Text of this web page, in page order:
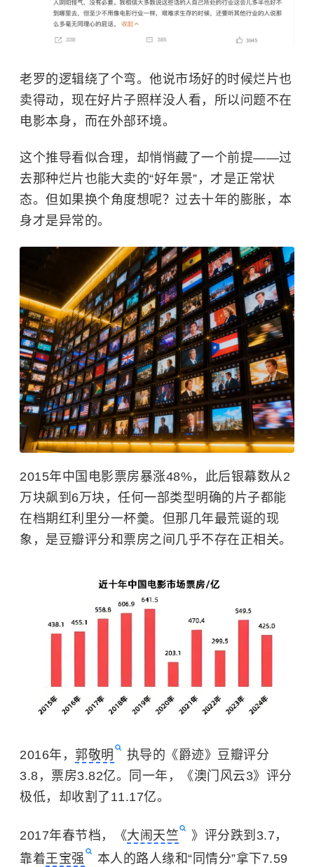
老罗的逻辑绕了个弯。他说市场好的时候烂片也
卖得动，现在好片子照样没人看，所以问题不在
电影本身，而在外部环境。
这个推导看似合理，却悄悄藏了一个前提——过
去那种烂片也能大卖的“好年景”，才是正常状
态。但如果换个角度想呢？过去十年的膨胀，本
身才是异常的。
2015年中国电影票房暴涨48%，此后银幕数从2
万块飙到6万块，任何一部类型明确的片子都能
在档期红利里分一杯羹。但那几年最荒诞的现
象，是豆瓣评分和票房之间几乎不存在正相关。
2016年， 郭敬明
执导的《爵迹》豆瓣评分
3.8，票房3.82亿。同一年，《澳门风云3》评分
极低，却收割了11.17亿。
2017年春节档，《大闹天竺
》评分跌到3.7，
靠着王宝强 本人的路人缘和“同情分”拿下7.59